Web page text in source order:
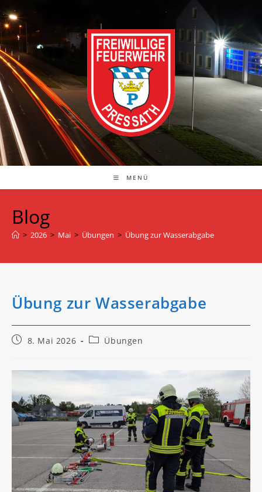
Zum
Inhalt
springen
MENÜ
Blog
> 2026 > Mai > Übungen > Übung zur Wasserabgabe
Übung zur Wasserabgabe
Beitrag8. Mai 2026
Beitrags-
Übungen